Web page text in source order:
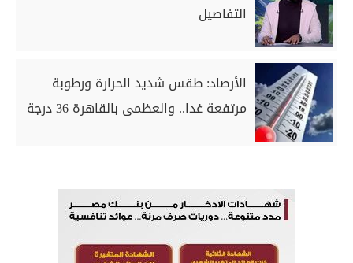
التفاصيل
الأرصاد: طقس شديد الحرارة ورطوبة
مرتفعة غدا.. والعظمى بالقاهرة 36 درجة